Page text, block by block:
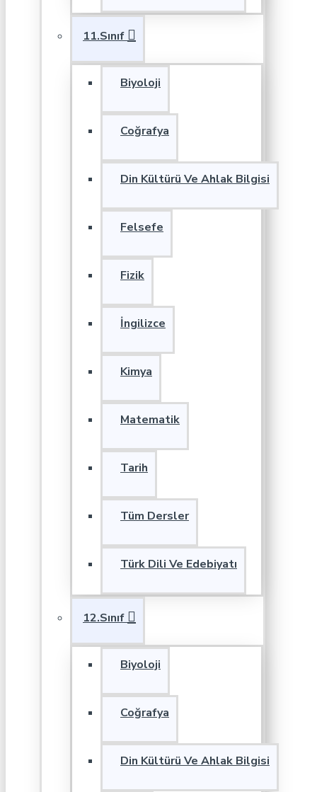
11.Sınıf
Biyoloji
Coğrafya
Din Kültürü Ve Ahlak Bilgisi
Felsefe
Fizik
İngilizce
Kimya
Matematik
Tarih
Tüm Dersler
Türk Dili Ve Edebiyatı
12.Sınıf
Biyoloji
Coğrafya
Din Kültürü Ve Ahlak Bilgisi